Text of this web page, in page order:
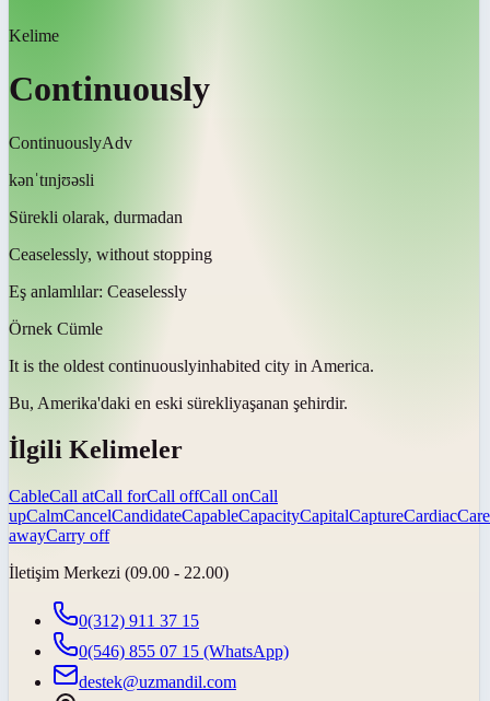
Kelime
Continuously
ContinuouslyAdv
kənˈtɪnjʊəsli
Sürekli olarak, durmadan
Ceaselessly, without stopping
Eş anlamlılar: Ceaselessly
Örnek Cümle
It is the oldest continuouslyinhabited city in America.
Bu, Amerika'daki en eski sürekliyaşanan şehirdir.
İlgili Kelimeler
CableCall atCall forCall offCall onCall
upCalmCancelCandidateCapableCapacityCapitalCaptureCardiacCare
awayCarry off
İletişim Merkezi (09.00 - 22.00)
0(312) 911 37 15
0(546) 855 07 15 (WhatsApp)
destek@uzmandil.com